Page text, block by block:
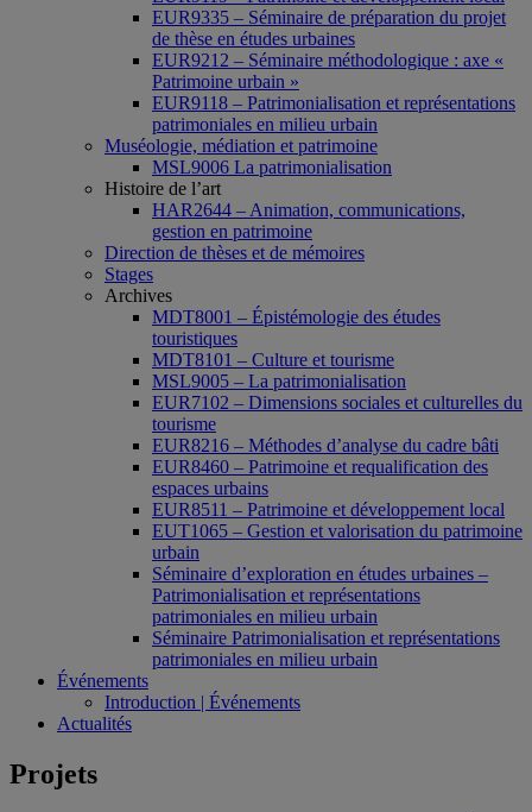
EUR9335 – Séminaire de préparation du projet
de thèse en études urbaines
EUR9212 – Séminaire méthodologique : axe «
Patrimoine urbain »
EUR9118 – Patrimonialisation et représentations
patrimoniales en milieu urbain
Muséologie, médiation et patrimoine
MSL9006 La patrimonialisation
Histoire de l’art
HAR2644 – Animation, communications,
gestion en patrimoine
Direction de thèses et de mémoires
Stages
Archives
MDT8001 – Épistémologie des études
touristiques
MDT8101 – Culture et tourisme
MSL9005 – La patrimonialisation
EUR7102 – Dimensions sociales et culturelles du
tourisme
EUR8216 – Méthodes d’analyse du cadre bâti
EUR8460 – Patrimoine et requalification des
espaces urbains
EUR8511 – Patrimoine et développement local
EUT1065 – Gestion et valorisation du patrimoine
urbain
Séminaire d’exploration en études urbaines –
Patrimonialisation et représentations
patrimoniales en milieu urbain
Séminaire Patrimonialisation et représentations
patrimoniales en milieu urbain
Événements
Introduction | Événements
Actualités
Projets